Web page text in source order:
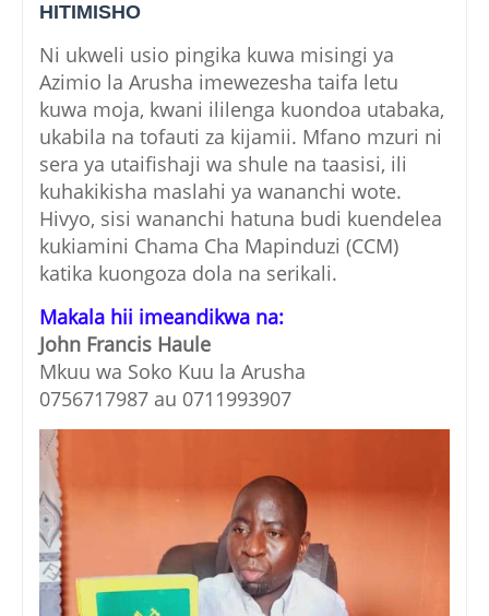
HITIMISHO
Ni ukweli usio pingika kuwa misingi ya
Azimio la Arusha imewezesha taifa letu
kuwa moja, kwani ililenga kuondoa utabaka,
ukabila na tofauti za kijamii. Mfano mzuri ni
sera ya utaifishaji wa shule na taasisi, ili
kuhakikisha maslahi ya wananchi wote.
Hivyo, sisi wananchi hatuna budi kuendelea
kukiamini Chama Cha Mapinduzi (CCM)
katika kuongoza dola na serikali.
Makala hii imeandikwa na:
John Francis Haule
Mkuu wa Soko Kuu la Arusha
0756717987 au 0711993907